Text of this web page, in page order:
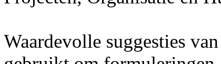
Waardevolle suggesties